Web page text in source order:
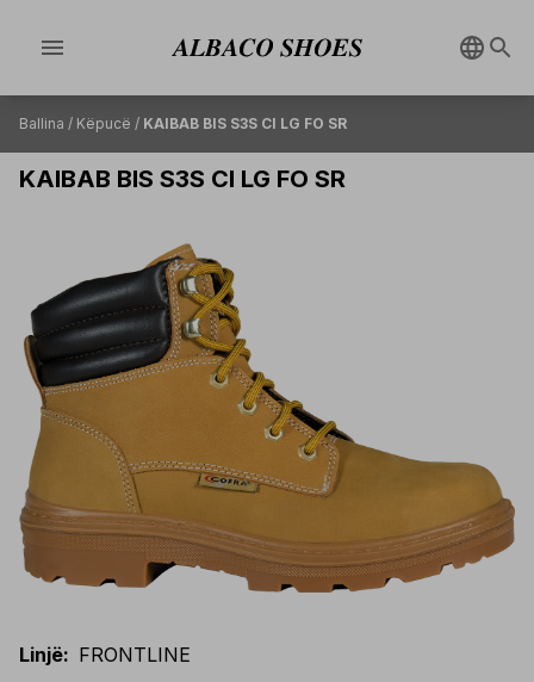
menu
Ballina / Këpucë / KAIBAB BIS S3S CI LG FO SR
KAIBAB BIS S3S CI LG FO SR
Linjë: FRONTLINE